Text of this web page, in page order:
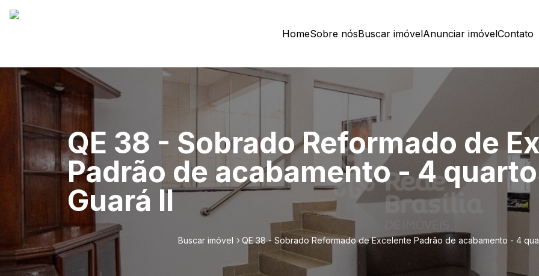
HomeSobre nósBuscar imóvelAnunciar imóvelContato
QE 38 - Sobrado Reformado de
Padrão de acabamento - 4
Guará II
Buscar imóvel QE 38 - Sobrado Reformado de Excelente Padrão de acabamento - 4